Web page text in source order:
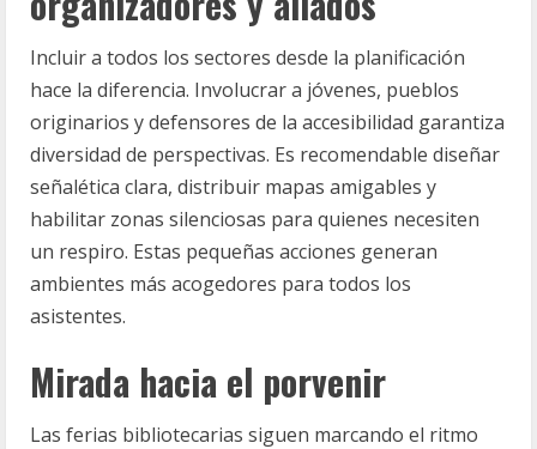
Incluir a todos los sectores desde la planificación
hace la diferencia. Involucrar a jóvenes, pueblos
originarios y defensores de la accesibilidad garantiza
diversidad de perspectivas. Es recomendable diseñar
señalética clara, distribuir mapas amigables y
habilitar zonas silenciosas para quienes necesiten
un respiro. Estas pequeñas acciones generan
ambientes más acogedores para todos los
asistentes.
Mirada hacia el porvenir
Las ferias bibliotecarias siguen marcando el ritmo